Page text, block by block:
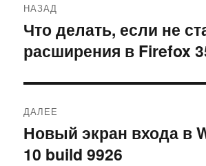
по
записям
НАЗАД
Предыдущая
запись:
Что делать, если не
расширения в Firefox
ДАЛЕЕ
Следующая
запись:
Новый экран входа в
10 build 9926